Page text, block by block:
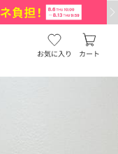
お気に入り カート